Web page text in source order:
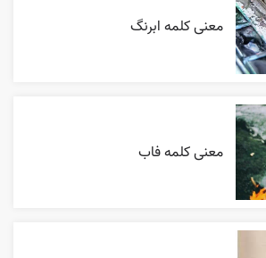
معنی کلمه ابرنگ
معنی کلمه فاب